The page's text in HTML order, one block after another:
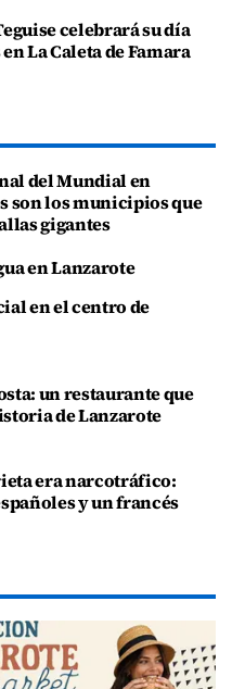
celebrará su día
La Caleta de Famara
del Mundial en
son los municipios que
gigantes
en Lanzarote
en el centro de
un restaurante que
de Lanzarote
era narcotráfico:
y un francés